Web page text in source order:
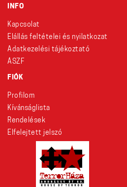
INFO
Kapcsolat
Elállás feltételei és nyilatkozat
Adatkezelési tájékoztató
ÁSZF
FIÓK
Profilom
Kívánságlista
Rendelések
Elfelejtett jelszó